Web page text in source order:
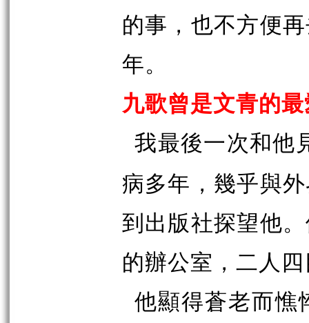
的事，也不方便
年。
九歌曾是文青的
我最後一次和他
病多年，幾乎與
到出版社探望他
的辦公室，二人
他顯得蒼老而憔